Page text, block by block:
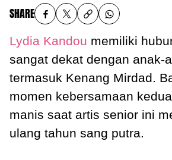
SHARE
Lydia Kandou memiliki
sangat dekat dengan anak-
termasuk Kenang Mirdad.
momen kebersamaan
manis saat artis senior ini
ulang tahun sang putra.